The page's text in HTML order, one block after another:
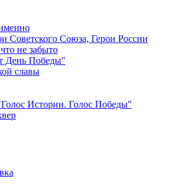
Советского Союза, Герои России
не забыто
День Победы"
славы
Истории. Голос Победы"